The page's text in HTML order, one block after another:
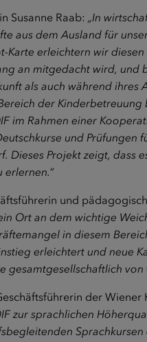
Susanne Raab: „In
aus dem Ausland für
Karte erleichtern wir
an mitgedacht wird, und
als auch während ihres
der
im Rahmen einer
und Prüfungen
Dieses Projekt zeigt, dass
erlernen.“
und
Ort an dem wichtige
in diesem
erleichtert und neue
gesamtgesellschaftlich
der Wiener
zur sprachlichen